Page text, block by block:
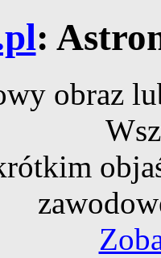
:
obraz